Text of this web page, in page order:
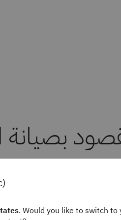
الطريقة التي يضمن من
التي يعتمدون عليها لتقديم
للأسطول عملية إدارة شاملة
. Would you like to switch to